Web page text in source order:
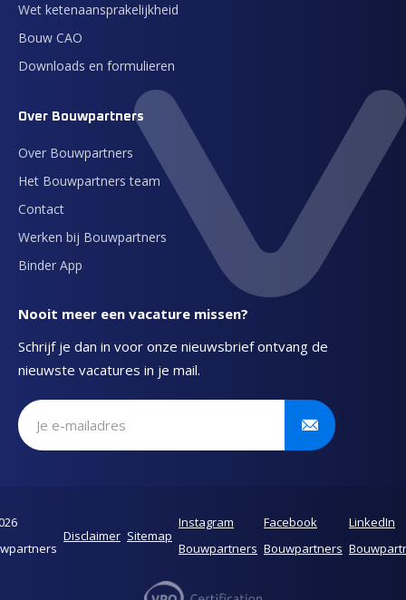
Wet ketenaansprakelijkheid
Bouw CAO
Downloads en formulieren
Over Bouwpartners
Over Bouwpartners
Het Bouwpartners team
Contact
Werken bij Bouwpartners
Binder App
Nooit meer een vacature missen?
Schrijf je dan in voor onze nieuwsbrief ontvang de
nieuwste vacatures in je mail.
Schrijf je in voor onze nieuwsbrief
Disclaimer Sitemap
Instagram
Bouwpartners
Facebook
Bouwpartners
LinkedIn